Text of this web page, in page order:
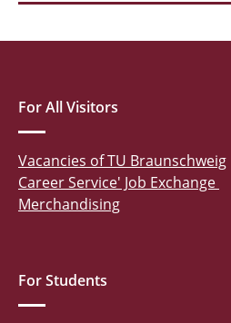
For All Visitors
Vacancies of TU Braunschweig
Career Service' Job Exchange
Merchandising
For Students